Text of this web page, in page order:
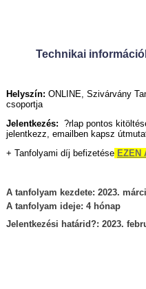
Technikai
Helyszín: ONLINE, Szivárvány
csoportja
Jelentkezés: ?rlap pontos
jelentkezz, emailben kapsz
+ Tanfolyami díj befizetése EZEN
A tanfolyam kezdete: 2023.
A tanfolyam ideje: 4 hónap
Jelentkezési határid?: 2023.